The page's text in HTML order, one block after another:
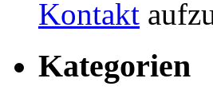
Kontakt
Kategorien